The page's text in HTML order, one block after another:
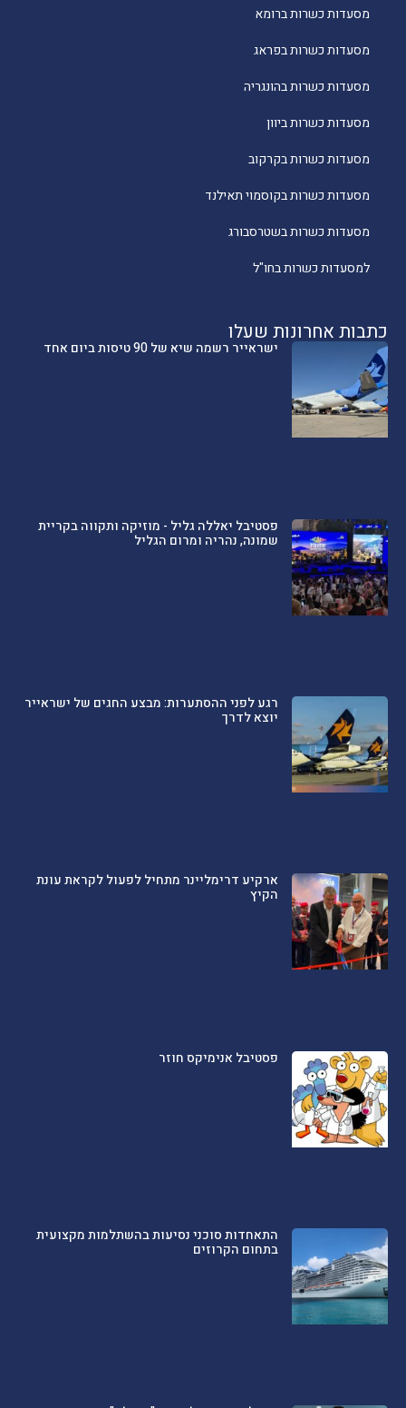
כתבות אחרונות שעלו
ישראייר רשמה שיא של 90 טיסות ביום אחד
פסטיבל יאללה גליל - מוזיקה ותקווה בקריית
שמונה, נהריה ומרום הגליל
רגע לפני ההסתערות: מבצע החגים של ישראייר
יוצא לדרך
ארקיע דרימליינר מתחיל לפעול לקראת עונת
הקיץ
פסטיבל אנימיקס חוזר
התאחדות סוכני נסיעות בהשתלמות מקצועית
בתחום הקרוזים
מסעדות כשרות ברומא
מסעדות כשרות בפראג
מסעדות כשרות בהונגריה
מסעדות כשרות ביוון
מסעדות כשרות בקרקוב
מסעדות כשרות בקוסמוי תאילנד
מסעדות כשרות בשטרסבורג
למסעדות כשרות בחו"ל